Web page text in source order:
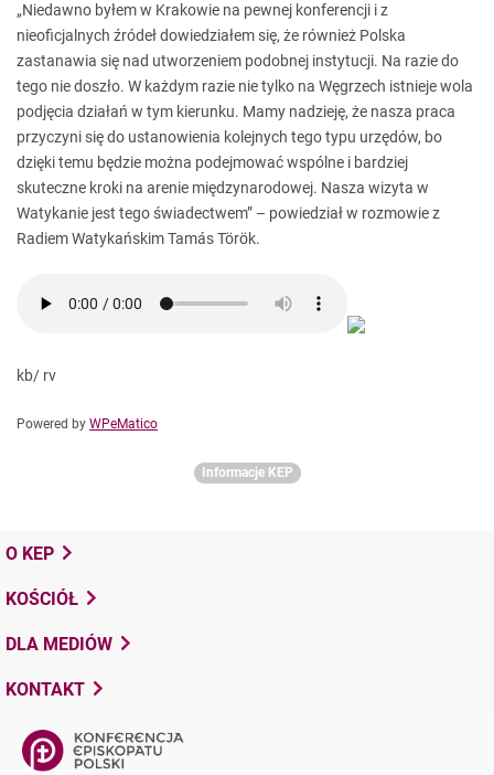
„Niedawno byłem w Krakowie na pewnej konferencji i z
nieoficjalnych źródeł dowiedziałem się, że również Polska
zastanawia się nad utworzeniem podobnej instytucji. Na razie do
tego nie doszło. W każdym razie nie tylko na Węgrzech istnieje wola
podjęcia działań w tym kierunku. Mamy nadzieję, że nasza praca
przyczyni się do ustanowienia kolejnych tego typu urzędów, bo
dzięki temu będzie można podejmować wspólne i bardziej
skuteczne kroki na arenie międzynarodowej. Nasza wizyta w
Watykanie jest tego świadectwem” – powiedział w rozmowie z
Radiem Watykańskim Tamás Török.
kb/ rv
Powered by WPeMatico
Informacje KEP
O KEP
KOŚCIÓŁ
DLA MEDIÓW
KONTAKT